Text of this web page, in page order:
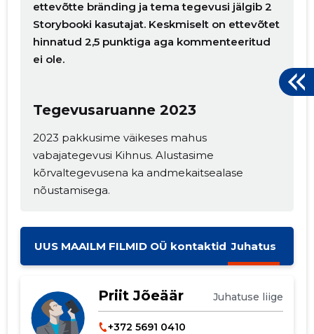
ettevõtte bränding ja tema tegevusi jälgib 2
Storybooki kasutajat. Keskmiselt on ettevõtet
hinnatud 2,5 punktiga aga kommenteeritud
ei ole.
Tegevusaruanne 2023
2023 pakkusime väikeses mahus
vabajategevusi Kihnus. Alustasime
kõrvaltegevusena ka andmekaitsealase
nõustamisega.
UUS MAAILM FILMID OÜ kontaktid Juhatus
Priit Jõeäär Juhatuse liige
+372 5691 0410